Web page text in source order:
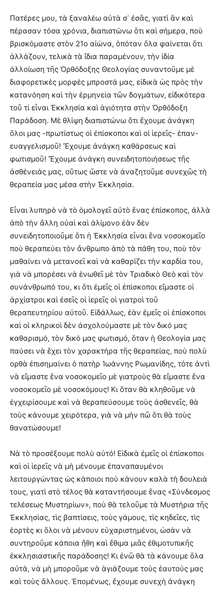
Πατέρες μου, τὰ ξαναλέω αὐτὰ σ᾽ ἐσᾶς, γιατὶ ἂν καὶ
πέρασαν τόσα χρόνια, διαπιστώνω ὅτι καὶ σήμερα, ποὺ
βρισκόμαστε στὸν 21ο αἰώνα, ὁπόταν ὅλα φαίνεται ὅτι
ἀλλάζουν, τελικὰ τὰ ἴδια παραμένουν, τὴν ἰδία
ἀλλοίωση τῆς Ὀρθόδοξης Θεολογίας συναντοῦμε μὲ
διαφορετικὲς μορφὲς μπροστά μας, εἰδικὰ ὡς πρὸς τὴν
κατανόηση καὶ τὴν ἑρμηνεία τῶν δογμάτων, εἰδικότερα
τοῦ τί εἶναι Ἐκκλησία καὶ ἁγιότητα στὴν Ὀρθόδοξη
Παράδοση. Μὲ θλίψη διαπιστώνω ὅτι ἔχουμε ἀνάγκη
ὅλοι μας -πρωτίστως οἱ ἐπίσκοποι καὶ οἱ ἱερεῖς- ἐπαν-
ευαγγελισμοῦ! Ἔχουμε ἀνάγκη καθάρσεως καὶ
φωτισμοῦ! Ἔχουμε ἀνάγκη συνειδητοποιήσεως τῆς
ἀσθένειάς μας, οὕτως ὥστε νὰ ἀναζητοῦμε συνεχῶς τὴ
θεραπεία μας μέσα στὴν Ἐκκλησία.
Εἶναι λυπηρὸ νὰ τὸ ὁμολογεῖ αὐτὸ ἕνας ἐπίσκοπος, ἀλλὰ
ἀπὸ τὴν ἄλλη οὐαὶ καὶ ἀλίμονο ἐὰν δὲν
συνειδητοποιοῦμε ὅτι ἡ Ἐκκλησία εἶναι ἕνα νοσοκομεῖο
ποὺ θεραπεύει τὸν ἄνθρωπο ἀπὸ τὰ πάθη του, ποὺ τὸν
μαθαίνει νὰ μετανοεῖ καὶ νὰ καθαρίζει τὴν καρδία του,
γιὰ νὰ μπορέσει νὰ ἑνωθεῖ μὲ τὸν Τριαδικὸ Θεὸ καὶ τὸν
συνάνθρωπό του, κι ὅτι ἐμεῖς οἱ ἐπίσκοποι εἴμαστε οἱ
ἀρχίατροι καὶ ἐσεῖς οἱ ἱερεῖς οἱ γιατροὶ τοῦ
θεραπευτηρίου αὐτοῦ. Εἰδάλλως, ἐὰν ἐμεῖς οἱ ἐπίσκοποι
καὶ οἱ κληρικοὶ δὲν ἀσχολούμαστε μὲ τὸν δικό μας
καθαρισμό, τὸν δικό μας φωτισμό, ὅταν ἡ Θεολογία μας
παύσει νὰ ἔχει τὸν χαρακτήρα τῆς θεραπείας, ποὺ πολὺ
ορθὰ ἐπισημαίνει ὁ πατὴρ Ἰωάννης Ρωμανίδης, τότε ἀντὶ
νὰ εἴμαστε ἕνα νοσοκομεῖο μὲ γιατροὺς θὰ εἴμαστε ἕνα
νοσοκομεῖο μὲ νοσοκόμους! Κι ὅταν θὰ κληθοῦμε νὰ
ἐγχειρίσουμε καὶ νὰ θεραπεύσουμε τοὺς ἀσθενεῖς, θὰ
τοὺς κάνουμε χειρότερα, γιὰ νὰ μὴν πῶ ὅτι θὰ τοὺς
θανατώσουμε!
Νὰ τὸ προσέξουμε πολὺ αὐτό! Εἰδικὰ ἐμεῖς οἱ ἐπίσκοποι
καὶ οἱ ἱερεῖς νὰ μὴ μένουμε ἐπαναπαυμένοι
λειτουργώντας ὡς κάποιοι ποὺ κάνουν καλὰ τὴ δουλειά
τους, γιατὶ στὸ τέλος θὰ καταντήσουμε ἕνας «Σύνδεσμος
τελέσεως Μυστηρίων», ποὺ θὰ τελοῦμε τὰ Μυστήρια τῆς
Ἐκκλησίας, τὶς βαπτίσεις, τοὺς γάμους, τὶς κηδεῖες, τὶς
ἑορτὲς κι ὅλοι νὰ μένουν εὐχαριστημένοι, ὡσὰν νὰ
συντηροῦμε κάποια ἤθη καὶ ἔθιμα μιᾶς ἐθιμοτυπικῆς
ἐκκλησιαστικῆς παράδοσης! Κι ἐνῶ θὰ τὰ κάνουμε ὅλα
αὐτά, νὰ μὴ μποροῦμε νὰ ἁγιάζουμε τοὺς ἑαυτούς μας
καὶ τοὺς ἄλλους. Ἑπομένως, ἔχουμε συνεχὴ ἀνάγκη